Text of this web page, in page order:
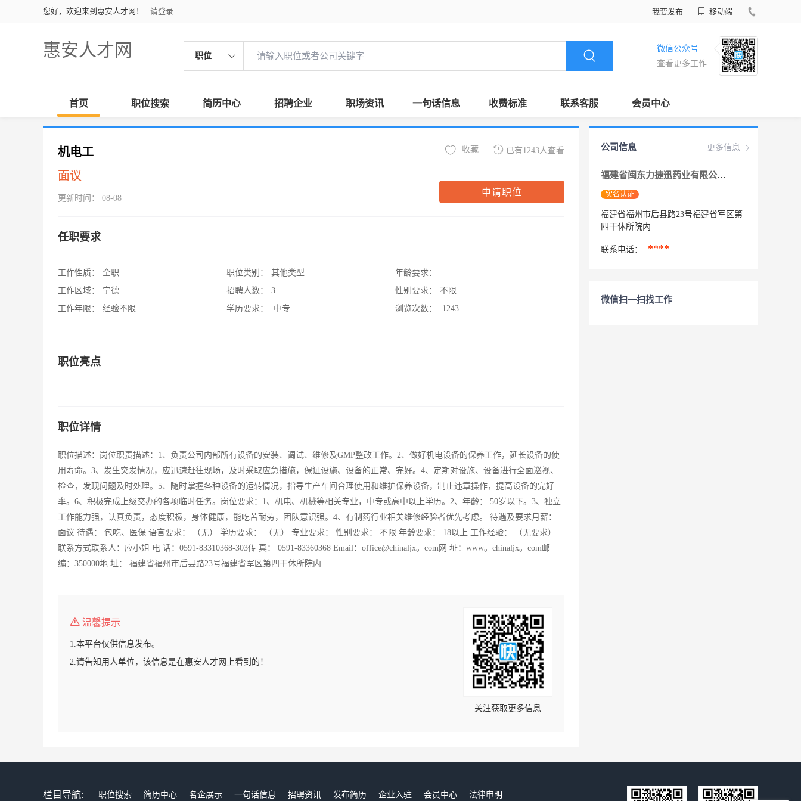
您好，欢迎来到惠安人才网！ 请登录 我要发布 移动端
惠安人才网 职位
微信公众号
查看更多工作
首页 职位搜索 简历中心 招聘企业 职场资讯 一句话信息 收费标准 联系客服 会员中心
机电工
面议
更新时间： 08-08
已有1243人查看
收藏
申请职位
任职要求
工作性质：
全职
工作区域：
宁德
工作年限：
经验不限
职位类别：
其他类型
招聘人数：
3
学历要求：
中专
年龄要求：
性别要求：
不限
浏览次数：
1243
职位亮点
职位详情
职位描述：岗位职责描述：1、负责公司内部所有设备的安装、调试、维修及GMP整改工作。2、做好机电设备的保养工作，延长设备的使
用寿命。3、发生突发情况，应迅速赶往现场，及时采取应急措施，保证设施、设备的正常、完好。4、定期对设施、设备进行全面巡视、
检查，发现问题及时处理。5、随时掌握各种设备的运转情况，指导生产车间合理使用和维护保养设备，制止违章操作，提高设备的完好
率。6、积极完成上级交办的各项临时任务。岗位要求：1、机电、机械等相关专业，中专或高中以上学历。2、年龄： 50岁以下。3、独立
工作能力强，认真负责，态度积极，身体健康，能吃苦耐劳，团队意识强。4、有制药行业相关维修经验者优先考虑。 待遇及要求月薪：
面议 待遇： 包吃、医保 语言要求： （无） 学历要求： （无） 专业要求： 性别要求： 不限 年龄要求： 18以上 工作经验： （无要求）
联系方式联系人：应小姐 电 话：0591-83310368-303传 真： 0591-83360368 Email：office@chinaljx。com网 址：www。chinaljx。com邮
编：350000地 址： 福建省福州市后县路23号福建省军区第四干休所院内
温馨提示
1.本平台仅供信息发布。
2.请告知用人单位，该信息是在惠安人才网上看到的！
关注获取更多信息
更多信息
公司信息
福建省闽东力捷迅药业有限公司
实名认证
福建省福州市后县路23号福建省军区第
四干休所院内
联系电话： ****
微信扫一扫找工作
栏目导航: 职位搜索 简历中心 名企展示 一句话信息 招聘资讯 发布简历 企业入驻 会员中心 法律申明